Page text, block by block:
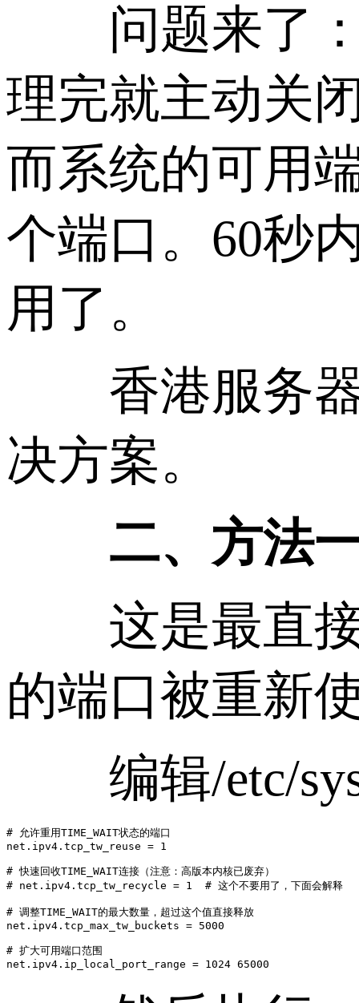
问题来了：
理完就主动关
而系统的可用
个端口。60秒
用了。
香港服务器
决方案。
二、方法一
这是最直接
的端口被重新
编辑/etc/
# 允许重用TIME_WAIT状态的端口
net.ipv4.tcp_tw_reuse = 1
# 快速回收TIME_WAIT连接（注意：高版本内核已废弃）
# net.ipv4.tcp_tw_recycle = 1  # 这个不要用了，下面会解释
# 调整TIME_WAIT的最大数量，超过这个值直接释放
net.ipv4.tcp_max_tw_buckets = 5000
# 扩大可用端口范围
net.ipv4.ip_local_port_range = 1024 65000